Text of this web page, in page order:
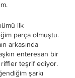
ilk
parça olmuştu.
arkasında
enteresan bir
riffler teşrif ediyor.
şarkı